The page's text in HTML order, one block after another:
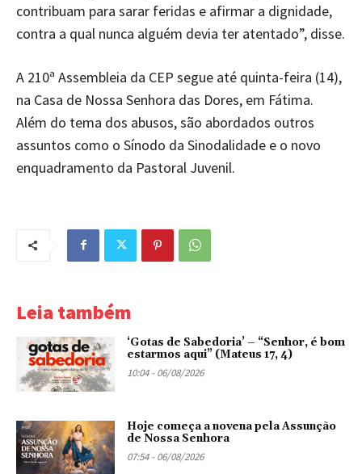
contribuam para sarar feridas e afirmar a dignidade,
contra a qual nunca alguém devia ter atentado”, disse.
A 210ª Assembleia da CEP segue até quinta-feira (14),
na Casa de Nossa Senhora das Dores, em Fátima.
Além do tema dos abusos, são abordados outros
assuntos como o Sínodo da Sinodalidade e o novo
enquadramento da Pastoral Juvenil.
Leia também
‘Gotas de Sabedoria’ – “Senhor, é bom
estarmos aqui” (Mateus 17, 4)
10:04 - 06/08/2026
Hoje começa a novena pela Assunção
de Nossa Senhora
07:54 - 06/08/2026